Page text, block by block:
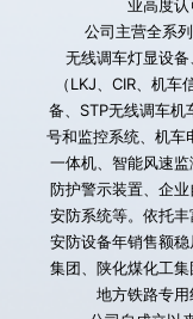
业高度认
无线调车灯显设
（LKJ、CIR、机
备、STP无线调车
号和监控系统、机车
一体机、智能风速
防护警示装置、企
安防系统等。依托
安防设备年销售额
集团、陕化煤化工集
地方铁路专